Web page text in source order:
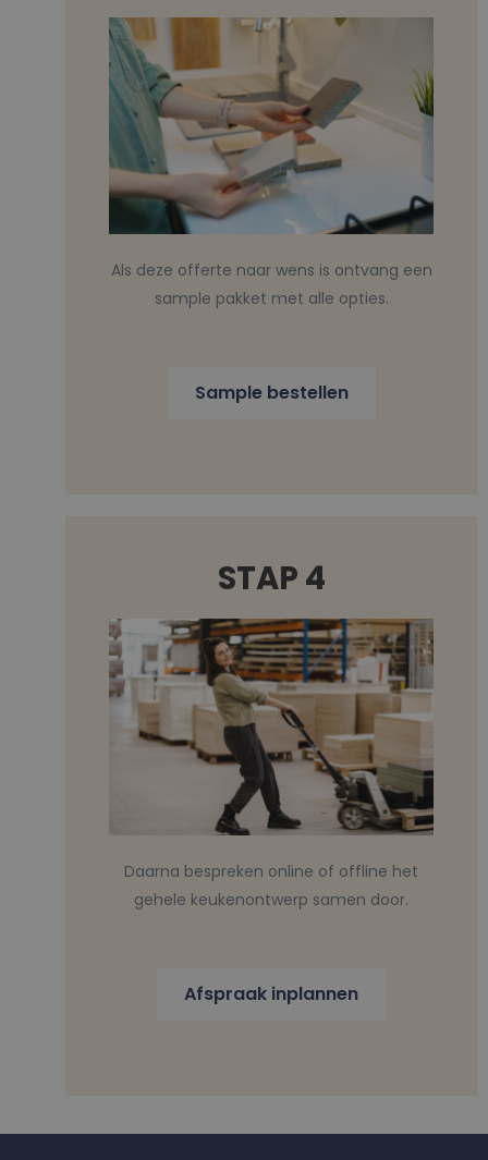
Als deze offerte naar wens is ontvang een
sample pakket met alle opties.
Sample bestellen
STAP 4
Daarna bespreken online of offline het
gehele keukenontwerp samen door.
Afspraak inplannen